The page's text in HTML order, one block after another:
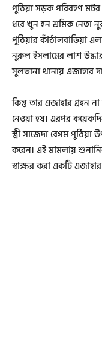
পুঠিয়া সড়ক পরিবহণ মটর
ধরে খুন হন শ্রমিক
পুঠিয়ার কাঁঠালবাড়িয়া
নুরুল ইসলামের লাশ
সুলতানা থানায় এজাহার
কিন্তু তার এজাহার গ্রহন
নেওয়া হয়। এরপর
স্ত্রী সাজেদা বেগম
করেন। এই মামলায়
স্বাক্ষর করা একটি